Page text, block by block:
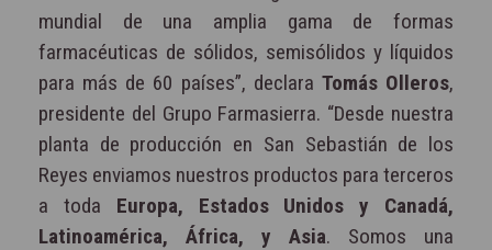
mundial de una amplia gama de formas
farmacéuticas de sólidos, semisólidos y líquidos
para más de 60 países”, declara Tomás Olleros,
presidente del Grupo Farmasierra. “Desde nuestra
planta de producción en San Sebastián de los
Reyes enviamos nuestros productos para terceros
a toda Europa, Estados Unidos y Canadá,
Latinoamérica, África, y Asia. Somos una